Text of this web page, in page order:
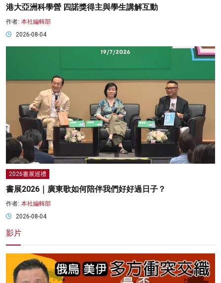
港大亞洲科學營 四諾獎得主與學生講解互動
作者: 本社編輯部
2026-08-04
2026書展巡禮
書展2026｜廣東歌如何陪伴我們好好過日子？
作者: 本社編輯部
2026-08-04
影片